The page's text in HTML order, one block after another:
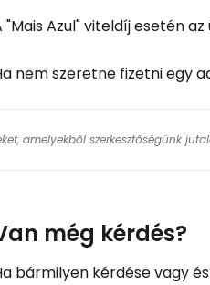
"Mais Azul" viteldíj esetén
nem szeretne fizetni egy
amelyekből szerkesztőségünk
még kérdés?
bármilyen kérdése vagy